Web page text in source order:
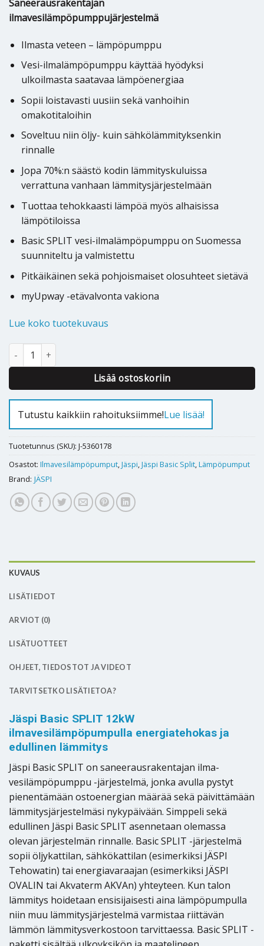
Saneerausrakentajan
ilmavesilämpöpumppujärjestelmä
Ilmasta veteen – lämpöpumppu
Vesi-ilmalämpöpumppu käyttää hyödyksi
ulkoilmasta saatavaa lämpöenergiaa
Sopii loistavasti uusiin sekä vanhoihin
omakotitaloihin
Soveltuu niin öljy- kuin sähkölämmityksenkin
rinnalle
Jopa 70%:n säästö kodin lämmityskuluissa
verrattuna vanhaan lämmitysjärjestelmään
Tuottaa tehokkaasti lämpöä myös alhaisissa
lämpötiloissa
Basic SPLIT vesi-ilmalämpöpumppu on Suomessa
suunniteltu ja valmistettu
Pitkäikäinen sekä pohjoismaiset olosuhteet sietävä
myUpway -etävalvonta vakiona
Lue koko tuotekuvaus
Ilmavesilämpöpumppu Jäspi Basic SPLIT 12kW määrä
Lisää ostoskoriin
Alternative:
Tutustu kaikkiin rahoituksiimme!Lue lisää!
Tuotetunnus (SKU): J-5360178
Osastot: Ilmavesilämpöpumput,Jäspi,Jäspi Basic Split,Lämpöpumput
Brand: JÄSPI
KUVAUS
LISÄTIEDOT
ARVIOT (0)
LISÄTUOTTEET
OHJEET, TIEDOSTOT JA VIDEOT
TARVITSETKO LISÄTIETOA?
Jäspi Basic SPLIT 12kW
ilmavesilämpöpumpulla energiatehokas ja
edullinen lämmitys
Jäspi Basic SPLIT on saneerausrakentajan ilma-
vesilämpöpumppu -järjestelmä, jonka avulla pystyt
pienentämään ostoenergian määrää sekä päivittämään
lämmitysjärjestelmäsi nykypäivään. Simppeli sekä
edullinen Jäspi Basic SPLIT asennetaan olemassa
olevan järjestelmän rinnalle. Basic SPLIT -järjestelmä
sopii öljykattilan, sähkökattilan (esimerkiksi JÄSPI
Tehowatin) tai energiavaraajan (esimerkiksi JÄSPI
OVALIN tai Akvaterm AKVAn) yhteyteen. Kun talon
lämmitys hoidetaan ensisijaisesti aina lämpöpumpulla
niin muu lämmitysjärjestelmä varmistaa riittävän
lämmön lämmitysverkostoon tarvittaessa. Basic SPLIT -